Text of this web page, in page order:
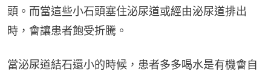
頭。而當這些小石頭塞住泌尿道或經由泌尿道排出
時，會讓患者飽受折騰。
當泌尿道結石還小的時候，患者多多喝水是有機會自